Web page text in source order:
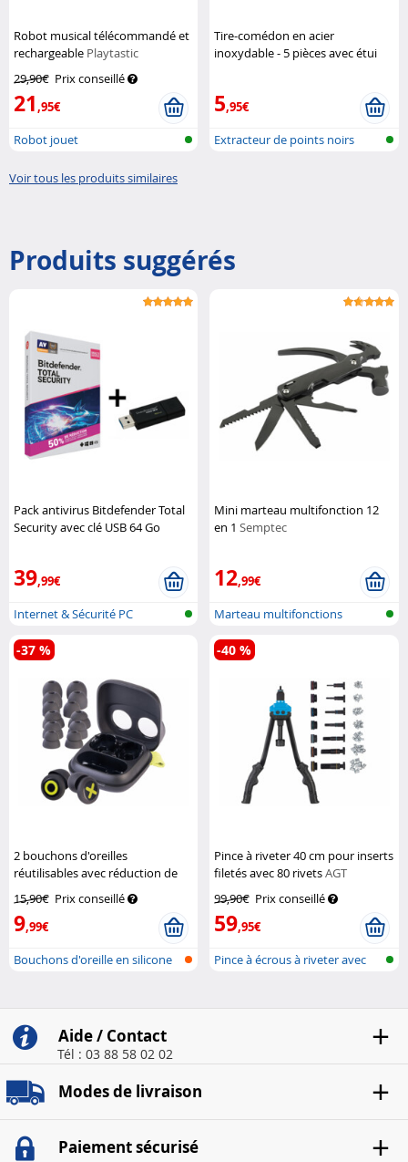
Robot musical télécommandé et
rechargeable Playtastic
29,90€ Prix conseillé
21,95€
Robot jouet
Tire-comédon en acier
inoxydable - 5 pièces avec étui
5,95€
Extracteur de points noirs
Voir tous les produits similaires
Produits suggérés
Pack antivirus Bitdefender Total
Security avec clé USB 64 Go
39,99€
Internet & Sécurité PC
(Logiciels P...
Mini marteau multifonction 12
en 1Semptec
12,99€
Marteau multifonctions
2 bouchons d'oreilles
réutilisables avec réduction de
Auvisio
15,90€ Prix conseillé
9,99€
-37 %
Bouchons d'oreille en silicone
Pince à riveter 40 cm pour inserts
filetés avec 80 rivetsAGT
99,90€ Prix conseillé
59,95€
-40 %
Pince à écrous à riveter avec
Aide / Contact
Tél : 03 88 58 02 02
Modes de livraison
Paiement sécurisé